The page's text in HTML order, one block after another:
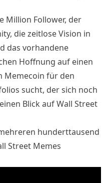
Million Follower, der
die zeitlose Vision in
das vorhandene
Hoffnung auf einen
Memecoin für den
sucht, der sich noch
Blick auf Wall Street
hunderttausend
Street Memes